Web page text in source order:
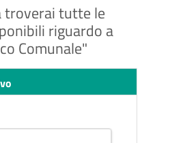
troverai tutte le
riguardo a
Comunale"